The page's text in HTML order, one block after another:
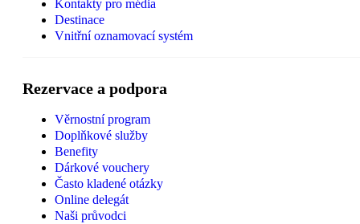
Kontakty pro média
Destinace
Vnitřní oznamovací systém
Rezervace a podpora
Věrnostní program
Doplňkové služby
Benefity
Dárkové vouchery
Často kladené otázky
Online delegát
Naši průvodci